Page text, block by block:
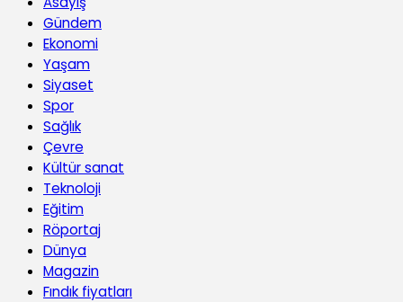
Gündem
Ekonomi
Yaşam
Siyaset
Spor
Sağlık
Çevre
Kültür sanat
Teknoloji
Eğitim
Röportaj
Dünya
Magazin
Fındık fiyatları